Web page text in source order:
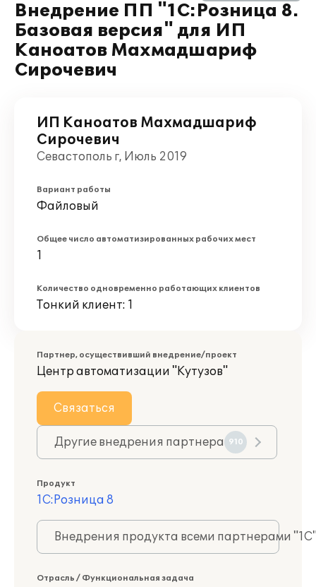
Внедрение ПП "1С:Розница 8.
Базовая версия" для ИП
Каноатов Махмадшариф
Сирочевич
ИП Каноатов Махмадшариф
Сирочевич
Севастополь г, Июль 2019
Вариант работы
Файловый
Общее число автоматизированных рабочих мест
1
Количество одновременно работающих клиентов
Тонкий клиент: 1
Партнер, осуществивший внедрение/проект
Центр автоматизации "Кутузов"
Связаться
Другие внедрения партнера 910
Продукт
1С:Розница 8
Внедрения продукта всеми партнерами
Отрасль / Функциональная задача